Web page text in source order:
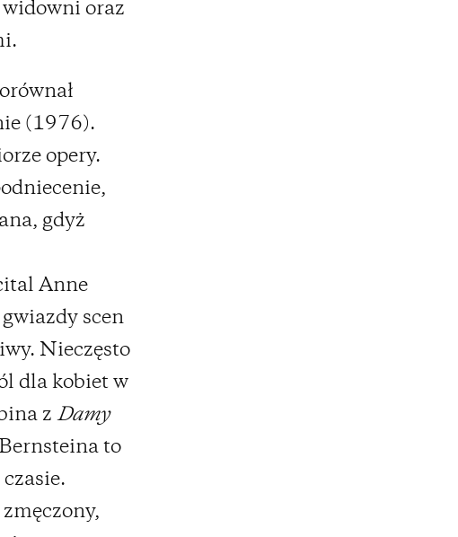
oraz
(1976).
opery.
gdyż
Anne
scen
Nieczęsto
dla kobiet w
z Damy
to